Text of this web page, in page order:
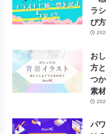
ラ
び方
お
方
つ
素材
パ